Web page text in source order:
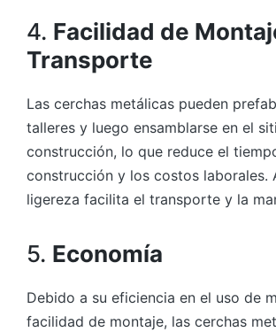
4. Facilidad de
Transporte
Las cerchas metálicas pueden
talleres y luego ensamblarse en el
construcción, lo que reduce el
construcción y los costos laborales.
ligereza facilita el transporte y la
5. Economía
Debido a su eficiencia en el uso de
facilidad de montaje, las cerchas